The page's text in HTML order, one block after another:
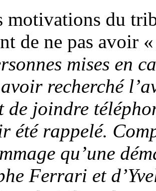
motivations du
de ne pas avoir
mises en
recherché
de joindre
été rappelé.
qu’une
Ferrari et